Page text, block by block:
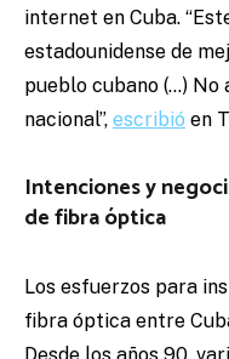
internet en Cuba.
estadounidense de
pueblo cubano (…)
nacional”, escribió en
Intenciones y
de fibra óptica
Los esfuerzos para
fibra óptica entre